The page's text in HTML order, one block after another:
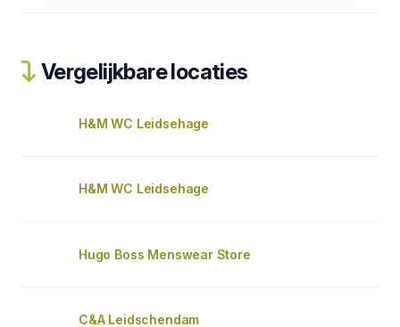
Vergelijkbare locaties
H&M WC Leidsehage
H&M WC Leidsehage
Hugo Boss Menswear Store
C&A Leidschendam